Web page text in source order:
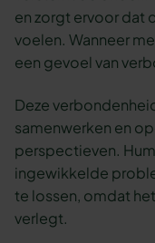
en zorgt ervoor dat
voelen. Wanneer
een gevoel van
Deze
samenwerken en
perspectieven.
ingewikkelde
te lossen, omdat
verlegt.